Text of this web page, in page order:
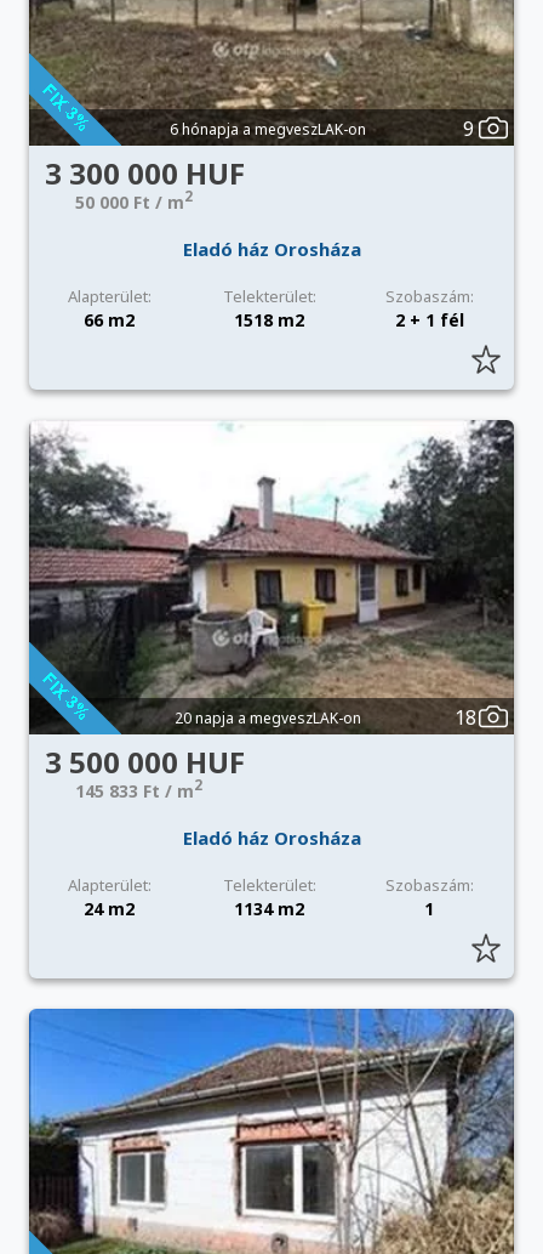
6 hónapja a megveszLAK-on 9
3 300 000 HUF
50 000 Ft / m2
Eladó ház Orosháza
Alapterület: Telekterület: Szobaszám:
66 m2 1518 m2 2 + 1 fél
20 napja a megveszLAK-on 18
3 500 000 HUF
145 833 Ft / m2
Eladó ház Orosháza
Alapterület: Telekterület: Szobaszám:
24 m2 1134 m2 1